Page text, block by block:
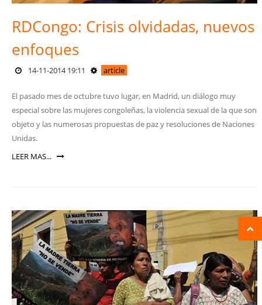
RDCongo: Crisis olvidadas, nuevos
enfoques
14-11-2014 19:11 article
El pasado mes de octubre tuvo lugar, en Madrid, un diálogo muy
especial sobre las mujeres congoleñas, la violencia sexual de la que son
objeto y las numerosas propuestas de paz y resoluciones de Naciones
Unidas.
LEER MAS...